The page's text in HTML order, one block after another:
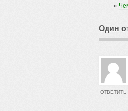
«
Один
ОТВЕТИТЬ